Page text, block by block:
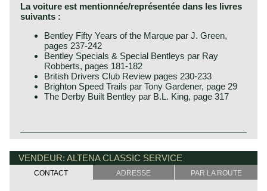
La voiture est mentionnée/représentée dans les livres
suivants :
Bentley Fifty Years of the Marque par J. Green,
pages 237-242
Bentley Specials & Special Bentleys par Ray
Robberts, pages 181-182
British Drivers Club Review pages 230-233
Brighton Speed Trails par Tony Gardener, page 29
The Derby Built Bentley par B.L. King, page 317
Technical data:
Six cylinder engine (OHV)
cylinder capacity: 4257 cc.
induction: Twin Arnott superchargers, twin Arnott
Bentley history 1919 - 1931
The famous Bentley make, erected by Mr. W.O. Bentley,
existed as a independent firm for only twelve years (1919-
1931) before the proud firm was taken over by the Rolls
VENDEUR: ALTENA CLASSIC SERVICE
CONTACT ADRESSE PAR LA ROUTE